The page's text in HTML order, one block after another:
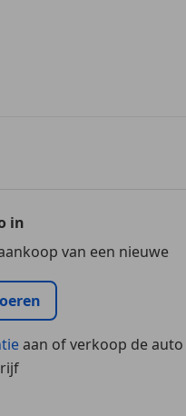
in
van een nieuwe
aan of verkoop de